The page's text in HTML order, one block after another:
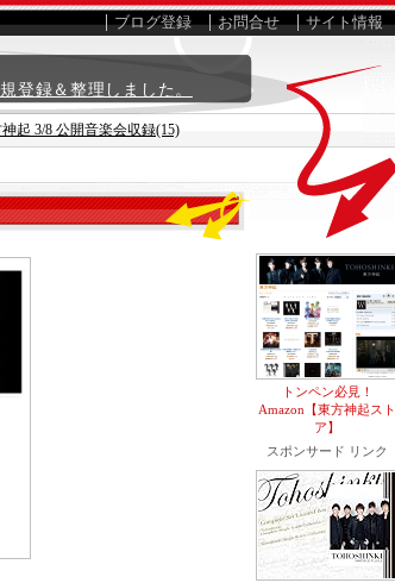
起 3/8 公開音楽会収録(15)
ブログ登録 お問合せ サイト情報
登録＆整理しました。
トンペン必見！
Amazon【東方神起スト
ア】
スポンサード リンク